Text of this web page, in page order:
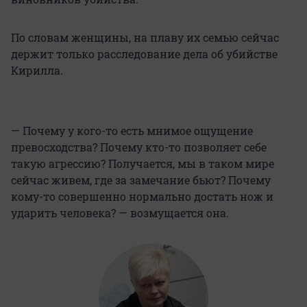
По словам женщины, на плаву их семью сейчас
держит только расследование дела об убийстве
Кирилла.
— Почему у кого-то есть мнимое ощущение
превосходства? Почему кто-то позволяет себе
такую агрессию? Получается, мы в таком мире
сейчас живем, где за замечание бьют? Почему
кому-то совершенно нормально достать нож и
ударить человека? — возмущается она.